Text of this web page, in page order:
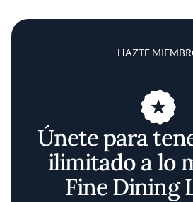
HAZTE
Únete para
ilimitado a lo
Fine Dining